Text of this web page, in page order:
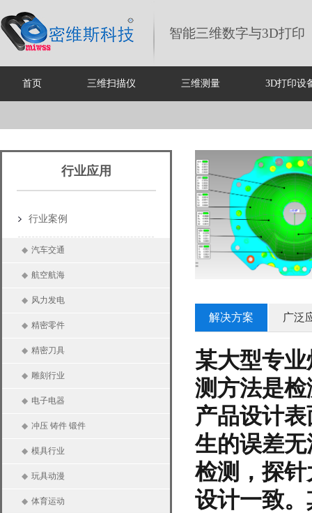
智能三维数字与3D打印
首页 三维扫描仪 三维测量 3D打印设
行业应用
行业案例
◆ 汽车交通
◆ 航空航海
◆ 风力发电
◆ 精密零件
◆ 精密刀具
◆ 雕刻行业
◆ 电子电器
◆ 冲压 铸件 锻件
◆ 模具行业
◆ 玩具动漫
◆ 体育运动
解决方案 广泛
某大型专
测方法是
产品设计
生的误差
检测，探
设计一致